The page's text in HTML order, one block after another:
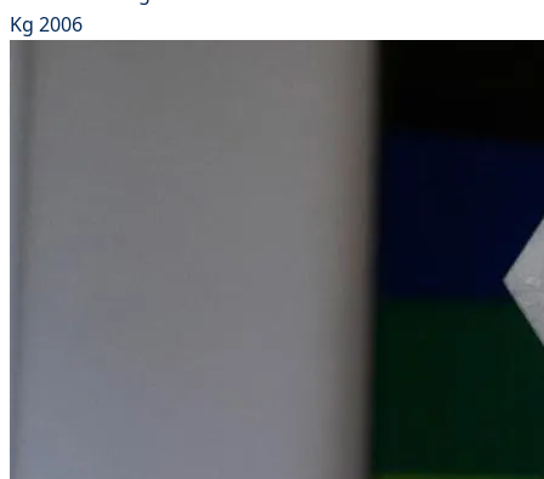
Kg 2006